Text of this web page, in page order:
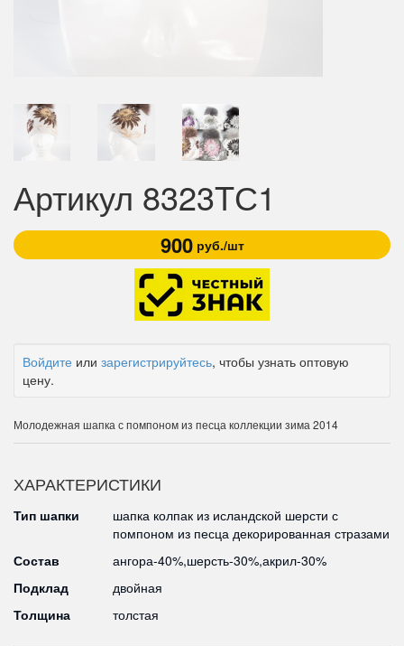
Артикул 8323TС1
900руб./шт
Войдите или зарегистрируйтесь, чтобы узнать оптовую
цену.
Молодежная шапка с помпоном из песца коллекции зима 2014
ХАРАКТЕРИСТИКИ
Тип шапки
шапка колпак из исландской шерсти с
помпоном из песца декорированная стразами
Состав
ангора-40%,шерсть-30%,акрил-30%
Подклад
двойная
Толщина
толстая